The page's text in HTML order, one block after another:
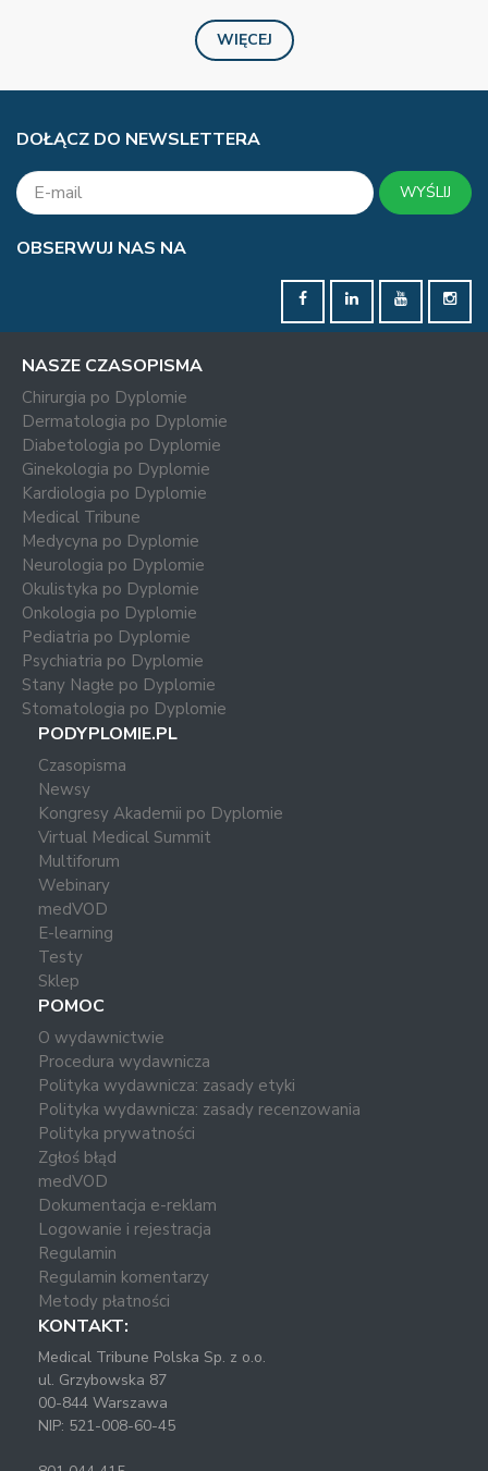
WIĘCEJ
DOŁĄCZ DO NEWSLETTERA
WYŚLIJ
OBSERWUJ NAS NA
NASZE CZASOPISMA
Chirurgia po Dyplomie
Dermatologia po Dyplomie
Diabetologia po Dyplomie
Ginekologia po Dyplomie
Kardiologia po Dyplomie
Medical Tribune
Medycyna po Dyplomie
Neurologia po Dyplomie
Okulistyka po Dyplomie
Onkologia po Dyplomie
Pediatria po Dyplomie
Psychiatria po Dyplomie
Stany Nagłe po Dyplomie
Stomatologia po Dyplomie
PODYPLOMIE.PL
Czasopisma
Newsy
Kongresy Akademii po Dyplomie
Virtual Medical Summit
Multiforum
Webinary
medVOD
E-learning
Testy
Sklep
POMOC
O wydawnictwie
Procedura wydawnicza
Polityka wydawnicza: zasady etyki
Polityka wydawnicza: zasady recenzowania
Polityka prywatności
Zgłoś błąd
medVOD
Dokumentacja e-reklam
Logowanie i rejestracja
Regulamin
Regulamin komentarzy
Metody płatności
KONTAKT:
Medical Tribune Polska Sp. z o.o.
ul. Grzybowska 87
00-844 Warszawa
NIP: 521-008-60-45